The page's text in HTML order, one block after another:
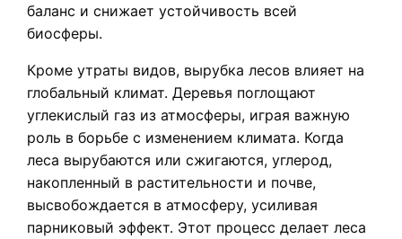
баланс и снижает устойчивость всей
биосферы.
Кроме утраты видов, вырубка лесов влияет на
глобальный климат. Деревья поглощают
углекислый газ из атмосферы, играя важную
роль в борьбе с изменением климата. Когда
леса вырубаются или сжигаются, углерод,
накопленный в растительности и почве,
высвобождается в атмосферу, усиливая
парниковый эффект. Этот процесс делает леса